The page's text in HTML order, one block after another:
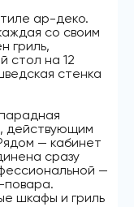
ар-деко.
со своим
гриль,
стол на 12
стенка
действующим
— кабинет
сразу
—
шкафы и гриль